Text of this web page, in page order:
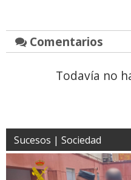
Comentarios
Todavía no
Sucesos | Sociedad